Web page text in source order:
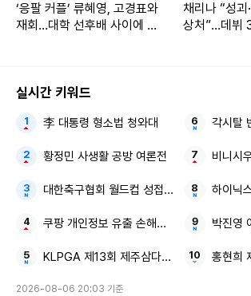
‘응팔 커플’ 류혜영, 고경표와
재회…대학 선후배 사이에 母
채리나 “성괴
상처”…데뷔
실시간 키워드
李 대통령 형소법 청와대
황정민 사생활 공방 여론전
대한축구협회 월드컵 성접대
쿠팡 개인정보 유출 손해배상
KLPGA 제13회 제주삼다수 마스터스 폭염
각시탈
비니시
하이닉
박진영
홍현희
2026-08-06 20:03 기준